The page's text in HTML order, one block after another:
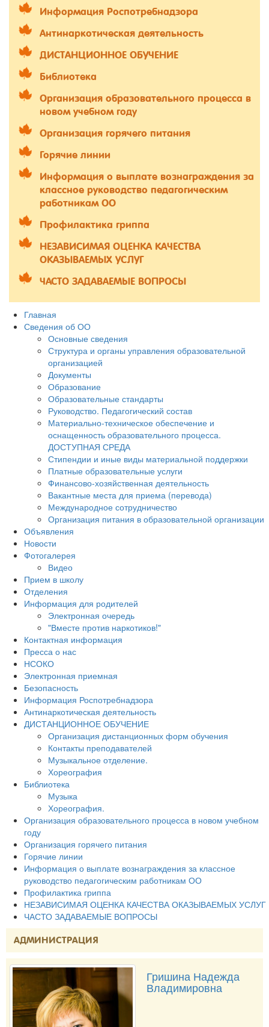
Информация Роспотребнадзора
Антинаркотическая деятельность
ДИСТАНЦИОННОЕ ОБУЧЕНИЕ
Библиотека
Организация образовательного процесса в
новом учебном году
Организация горячего питания
Горячие линии
Информация о выплате вознаграждения за
классное руководство педагогическим
работникам ОО
Профилактика гриппа
НЕЗАВИСИМАЯ ОЦЕНКА КАЧЕСТВА
ОКАЗЫВАЕМЫХ УСЛУГ
ЧАСТО ЗАДАВАЕМЫЕ ВОПРОСЫ
Главная
Сведения об ОО
Основные сведения
Структура и органы управления образовательной
организацией
Документы
Образование
Образовательные стандарты
Руководство. Педагогический состав
Материально-техническое обеспечение и
оснащенность образовательного процесса.
ДОСТУПНАЯ СРЕДА
Стипендии и иные виды материальной поддержки
Платные образовательные услуги
Финансово-хозяйственная деятельность
Вакантные места для приема (перевода)
Международное сотрудничество
Организация питания в образовательной организации
Объявления
Новости
Фотогалерея
Видео
Прием в школу
Отделения
Информация для родителей
Электронная очередь
"Вместе против наркотиков!"
Контактная информация
Пресса о нас
НСОКО
Электронная приемная
Безопасность
Информация Роспотребнадзора
Антинаркотическая деятельность
ДИСТАНЦИОННОЕ ОБУЧЕНИЕ
Организация дистанционных форм обучения
Контакты преподавателей
Музыкальное отделение.
Хореография
Библиотека
Музыка
Хореография.
Организация образовательного процесса в новом учебном
году
Организация горячего питания
Горячие линии
Информация о выплате вознаграждения за классное
руководство педагогическим работникам ОО
Профилактика гриппа
НЕЗАВИСИМАЯ ОЦЕНКА КАЧЕСТВА ОКАЗЫВАЕМЫХ УСЛУГ
ЧАСТО ЗАДАВАЕМЫЕ ВОПРОСЫ
АДМИНИСТРАЦИЯ
Гришина Надежда
Владимировна